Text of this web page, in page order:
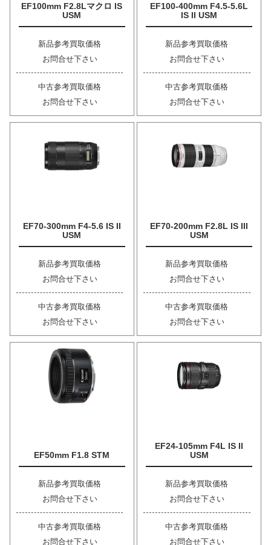
EF100mm F2.8Lマクロ IS
USM
新品参考買取価格
お問合せ下さい
中古参考買取価格
お問合せ下さい
EF100-400mm F4.5-5.6L
IS II USM
新品参考買取価格
お問合せ下さい
中古参考買取価格
お問合せ下さい
EF70-300mm F4-5.6 IS II
USM
新品参考買取価格
お問合せ下さい
中古参考買取価格
お問合せ下さい
EF70-200mm F2.8L IS III
USM
新品参考買取価格
お問合せ下さい
中古参考買取価格
お問合せ下さい
EF50mm F1.8 STM
新品参考買取価格
お問合せ下さい
中古参考買取価格
お問合せ下さい
EF24-105mm F4L IS II
USM
新品参考買取価格
お問合せ下さい
中古参考買取価格
お問合せ下さい